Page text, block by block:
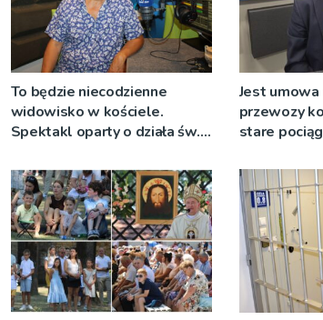
To będzie niecodzienne
widowisko w kościele.
Spektakl oparty o działa św.
Jest
przewozy
stare